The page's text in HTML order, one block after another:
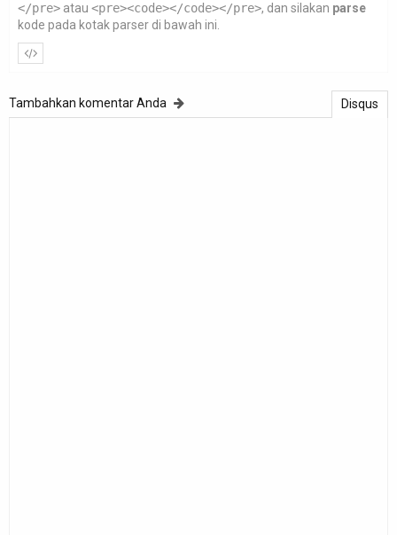
</pre> atau <pre><code></code></pre>, dan silakan parse
kode pada kotak parser di bawah ini.
Disqus
Tambahkan komentar Anda